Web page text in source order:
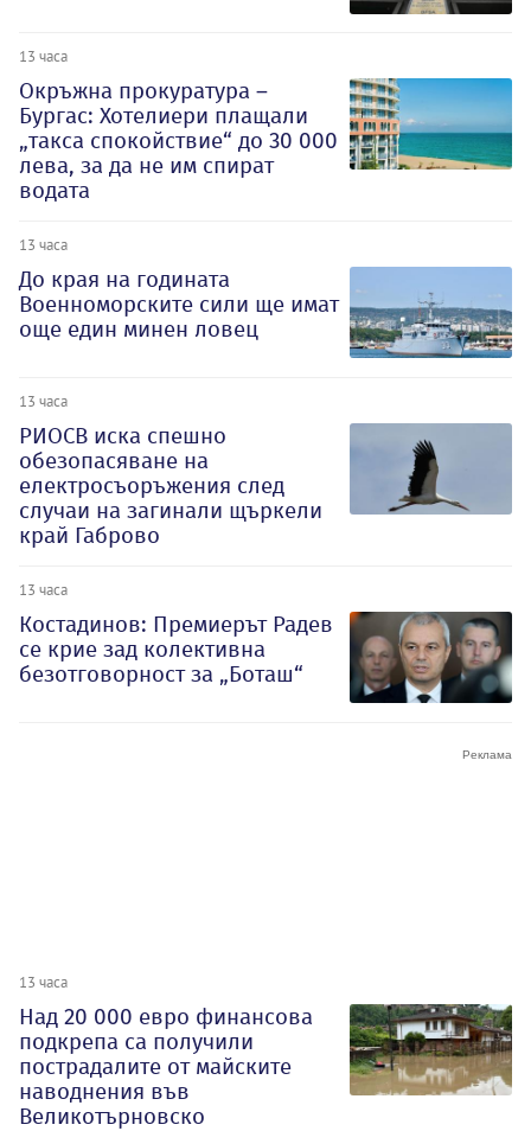
13 часа
Окръжна прокуратура –
Бургас: Хотелиери плащали
„такса спокойствие“ до 30 000
лева, за да не им спират
водата
13 часа
До края на годината
Военноморските сили ще имат
още един минен ловец
13 часа
РИОСВ иска спешно
обезопасяване на
електросъоръжения след
случаи на загинали щъркели
край Габрово
13 часа
Костадинов: Премиерът Радев
се крие зад колективна
безотговорност за „Боташ“
13 часа
Над 20 000 евро финансова
подкрепа са получили
пострадалите от майските
наводнения във
Великотърновско